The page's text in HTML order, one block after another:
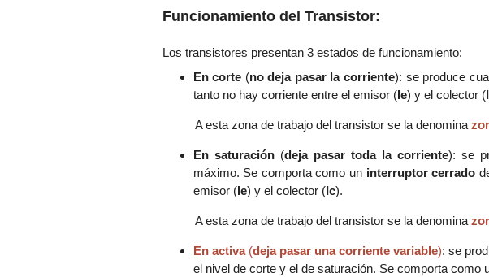
Funcionamiento del Transistor:
Los transistores presentan 3 estados de funcionamiento:
En corte (no deja pasar la corriente): se produce
tanto no hay corriente entre el emisor (Ie) y el colector (
A esta zona de trabajo del transistor se la denomina
En saturación(deja pasar toda la corriente): se
máximo. Se comporta como un interruptor cerrado
emisor (Ie) y el colector (Ic).
A esta zona de trabajo del transistor se la denomina
En activa(deja pasar una corriente variable): se
el nivel de corte y el de saturación. Se comporta como